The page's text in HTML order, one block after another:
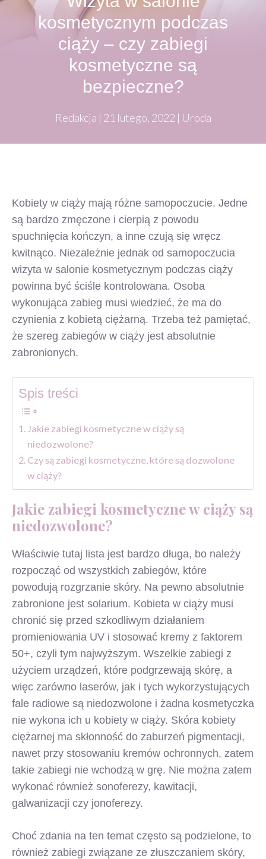
kosmetycznym podczas
ciąży – czy zabiegi
kosmetyczne są
bezpieczne?
Redakcja | 21 lutego, 2022 | Uroda
Kobiety w ciąży mają różne samopoczucie. Jedne
są bardzo zmęczone i cierpią z powodu
spuchnięcia kończyn, a inne czują się wręcz
kwitnąco. Niezależnie jednak od samopoczucia
wizyta w salonie kosmetycznym podczas ciąży
powinna być ściśle kontrolowana. Osoba
wykonująca zabieg musi wiedzieć, że ma do
czynienia z kobietą ciężarną. Trzeba też pamiętać,
że szereg zabiegów w ciąży jest absolutnie
zabronionych.
Spis treści
Jakie zabiegi kosmetyczne w ciąży są
niedozwolone?
Czy są zabiegi kosmetyczne, które są dozwolone
w ciąży?
Jakie zabiegi kosmetyczne w ciąży są
niedozwolone?
Właściwie tutaj lista jest bardzo długa, bo należy
rozpocząć od wszystkich zabiegów, które
powodują rozgrzanie skóry. Na pewno absolutnie
zabronione jest solarium. Kobieta w ciąży musi
chronić się przed szkodliwym działaniem
promieniowania UV i stosować kremy z faktorem
50+, czyli tym najwyższym. Wszelkie zabiegi z
użyciem urządzeń, które podgrzewają skórę, a
więc zarówno laserów, jak i tych wykorzystujących
fale radiowe są niedozwolone i żadna kosmetyczka
nie wykona ich u kobiety w ciąży. Skóra kobiety
ciężarnej ma skłonność do zaburzeń pigmentacji,
nawet przy stosowaniu kremów ochronnych, zatem
takie zabiegi nie wchodzą w grę. Nie można zatem
wykonać również sonoferezy, kawitacji,
galwanizacji czy jonoferezy.
Choć zdania na ten temat często są podzielone, to
również zabiegi związane ze złuszczaniem skóry,